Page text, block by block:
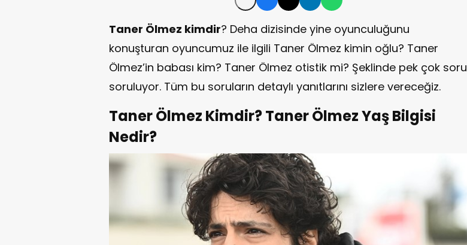
Taner Ölmez kimdir? Deha dizisinde yine oyunculuğunu
konuşturan oyuncumuz ile ilgili Taner Ölmez kimin oğlu? Taner
Ölmez’in babası kim? Taner Ölmez otistik mi? Şeklinde pek çok soru
soruluyor. Tüm bu soruların detaylı yanıtlarını sizlere vereceğiz.
Taner Ölmez Kimdir? Taner Ölmez Yaş Bilgisi
Nedir?